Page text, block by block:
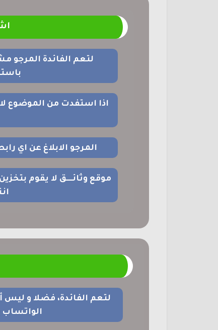
لتعم الفائدة المرجو
اذا استفدت من الموضوع
المرجو الابلاغ عن اي
موقع وثائــــق لا يقوم
لتعم الفائدة، فضلا و
الواتساب